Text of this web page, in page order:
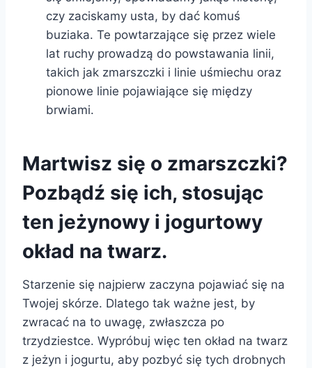
czy zaciskamy usta, by dać komuś
buziaka. Te powtarzające się przez wiele
lat ruchy prowadzą do powstawania linii,
takich jak zmarszczki i linie uśmiechu oraz
pionowe linie pojawiające się między
brwiami.
Martwisz się o zmarszczki?
Pozbądź się ich, stosując
ten jeżynowy i jogurtowy
okład na twarz.
Starzenie się najpierw zaczyna pojawiać się na
Twojej skórze. Dlatego tak ważne jest, by
zwracać na to uwagę, zwłaszcza po
trzydziestce. Wypróbuj więc ten okład na twarz
z jeżyn i jogurtu, aby pozbyć się tych drobnych